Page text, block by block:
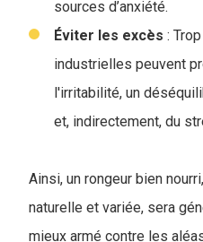
sources d’anxiété.
Éviter les excès :
industrielles peuvent
l'irritabilité, un
et, indirectement, du
Ainsi, un rongeur bien
naturelle et variée, sera
mieux armé contre les